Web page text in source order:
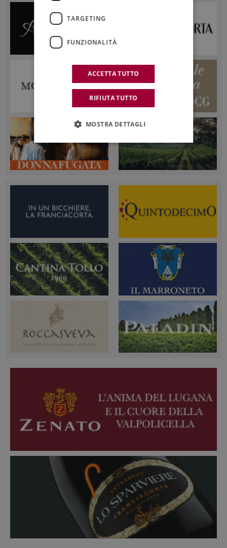
TARGETING
FUNZIONALITÀ
ACCETTA TUTTO
RIFIUTA TUTTO
MOSTRA DETTAGLI